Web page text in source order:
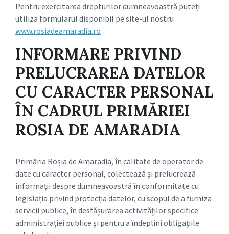
Pentru exercitarea drepturilor dumneavoastră puteți
utiliza formularul disponibil pe site-ul nostru
www.rosiadeamaradia.ro .
INFORMARE PRIVIND
PRELUCRAREA DATELOR
CU CARACTER PERSONAL
ÎN CADRUL PRIMĂRIEI
ROSIA DE AMARADIA
Primăria Roșia de Amaradia, în calitate de operator de
date cu caracter personal, colectează și prelucrează
informații despre dumneavoastră în conformitate cu
legislația privind protecția datelor, cu scopul de a furniza
servicii publice, în desfășurarea activităților specifice
administrației publice și pentru a îndeplini obligațiile